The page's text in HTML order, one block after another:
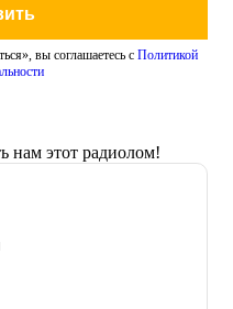
вы соглашаетесь с Политикой
нам этот радиолом!